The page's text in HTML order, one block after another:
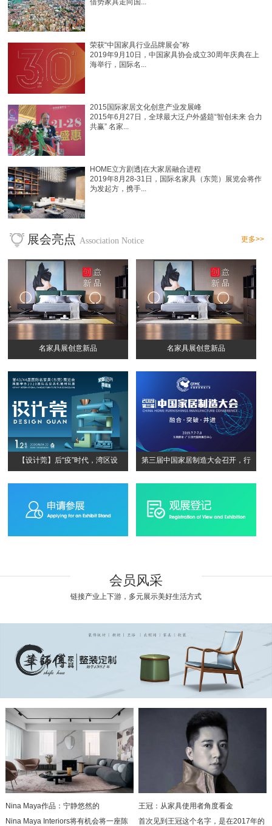
借势家具走向国...
荣获“中国家具行业品牌展会”称
2019年9月10日，中国家具协会成立30周年庆典在上
海举行，国际名...
2015国际家居文化创意产业发展峰
2015年6月27日，全球最大泛户外盛筵“智创未来 合力
共赢” 名家...
HOME立方剧透|在大家居融合进程
2019年8月28-31日，国际名家具（东莞）展览会将作
为发起方，携手...
展会亮点 Association Notice 更多>>
名家具展创意新品 名家具展创意新品
【设计莞】后“疫”时代，湾区设 第三届中国家居制造大会召开，行
会员风采
链接产业上下游，多元展示美好生活方式
Nina Maya作品：宁静悠然的
Nina Maya Interiors将有机会将一座陈
王冠：从家具使用者角度看金
首次见到王冠这个名字，是在2017年的